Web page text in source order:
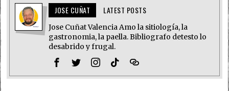
JOSE CUÑAT LATEST POSTS
Jose Cuñat Valencia Amo la sitiología, la
gastronomia, la paella. Bibliografo detesto lo
desabrido y frugal.